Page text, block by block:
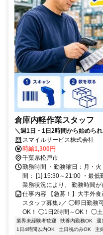
倉庫内軽作業スタッフ
＼週1日・1日2時間から始めら
モクモク簡単軽作業★高時給×未
スマイルサービス株式会社
時給1,300円
千葉県松戸市
勤務時間 ・勤務曜日：月・
間： [1] 15:30～21:00 ・最
業務状況により、 勤務時間
仕事内容 【急募！】大手外
スタッフ募集♪／ ◯即日勤務
OK！ ◯1日2時間～OK！ ◯
業界未経験者歓迎 扶養内勤務OK 週
1日4時間以内OK
土日祝のみOK 主